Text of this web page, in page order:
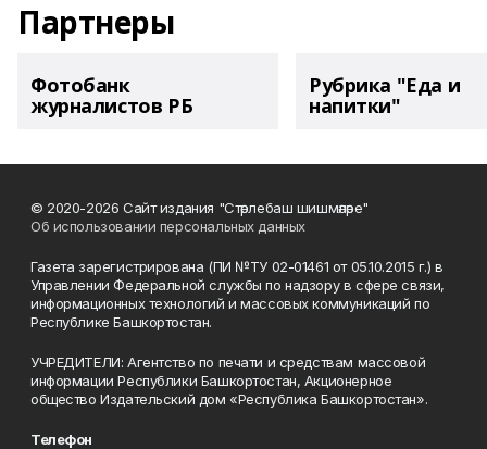
Партнеры
Фотобанк
журналистов РБ
Рубрика "Еда и
напитки"
© 2020-2026 Сайт издания "Стәрлебаш шишмәләре"
Об использовании персональных данных
Газета зарегистрирована (ПИ №ТУ 02-01461 от 05.10.2015 г.) в
Управлении Федеральной службы по надзору в сфере связи,
информационных технологий и массовых коммуникаций по
Республике Башкортостан.
УЧРЕДИТЕЛИ: Агентство по печати и средствам массовой
информации Республики Башкортостан, Акционерное
общество Издательский дом «Республика Башкортостан».
Телефон